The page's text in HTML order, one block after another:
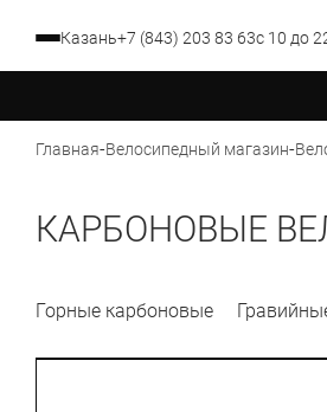
Казань+7 (843) 203 83 63с 10 до
Главная-Велосипедный магазин-
КАРБОНОВЫЕ
Горные карбоновые